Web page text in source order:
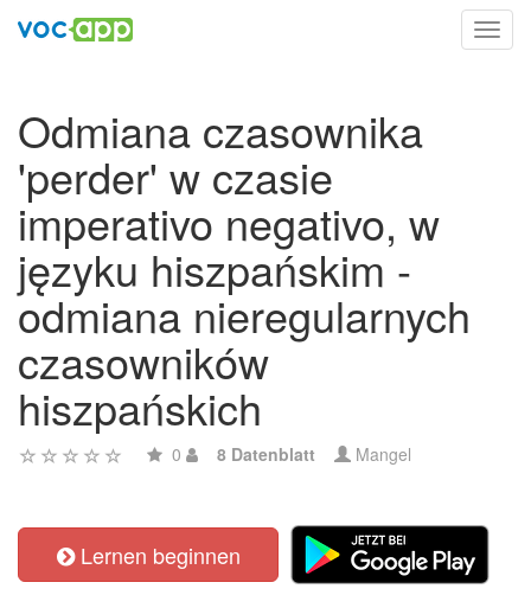
Odmiana czasownika
'perder' w czasie
imperativo negativo, w
języku hiszpańskim -
odmiana nieregularnych
czasowników
hiszpańskich
0 8 Datenblatt Mangel
Lernen beginnen